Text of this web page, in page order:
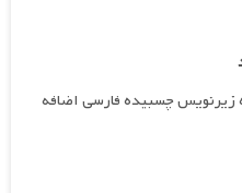
چسبیده فارسی اضافه